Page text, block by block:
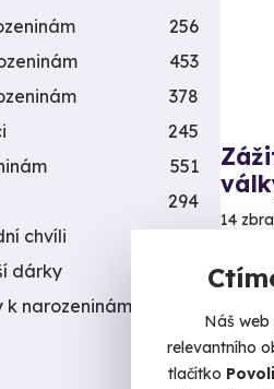
Náš web
relevantního
tlačítko
14
(+
4
256
453
378
245
551
294
chvíli
450
dárky
narozeninám
4
196